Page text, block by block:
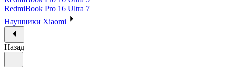
RedmiBook Pro 16 Ultra 7
Наушники Xiaomi
Назад